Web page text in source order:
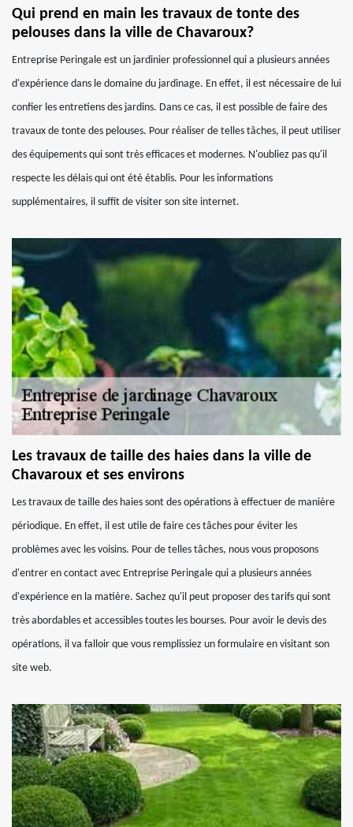
Qui prend en main les travaux de tonte des
pelouses dans la ville de Chavaroux?
Entreprise Peringale est un jardinier professionnel qui a plusieurs années
d'expérience dans le domaine du jardinage. En effet, il est nécessaire de lui
confier les entretiens des jardins. Dans ce cas, il est possible de faire des
travaux de tonte des pelouses. Pour réaliser de telles tâches, il peut utiliser
des équipements qui sont très efficaces et modernes. N'oubliez pas qu'il
respecte les délais qui ont été établis. Pour les informations
supplémentaires, il suffit de visiter son site internet.
Les travaux de taille des haies dans la ville de
Chavaroux et ses environs
Les travaux de taille des haies sont des opérations à effectuer de manière
périodique. En effet, il est utile de faire ces tâches pour éviter les
problèmes avec les voisins. Pour de telles tâches, nous vous proposons
d'entrer en contact avec Entreprise Peringale qui a plusieurs années
d'expérience en la matière. Sachez qu'il peut proposer des tarifs qui sont
très abordables et accessibles toutes les bourses. Pour avoir le devis des
opérations, il va falloir que vous remplissiez un formulaire en visitant son
site web.